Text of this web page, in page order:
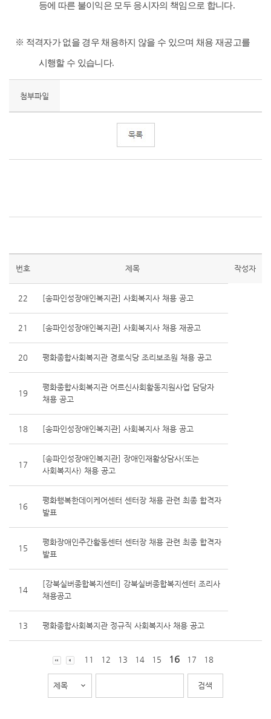
등에 따른 불이익은 모두 응시자의 책임으로 합니다.
※ 적격자가 없을 경우 채용하지 않을 수 있으며 채용 재공고를
시행할 수 있습니다.
첨부파일
번호 제목 작성자
22 [송파인성장애인복지관] 사회복지사 채용 공고
21 [송파인성장애인복지관] 사회복지사 채용 재공고
20 평화종합사회복지관 경로식당 조리보조원 채용 공고
19
평화종합사회복지관 어르신사회활동지원사업 담당자
채용 공고
18 [송파인성장애인복지관] 사회복지사 채용 공고
17
[송파인성장애인복지관] 장애인재활상담사(또는
사회복지사) 채용 공고
16
평화행복한데이케어센터 센터장 채용 관련 최종 합격자
발표
15
평화장애인주간활동센터 센터장 채용 관련 최종 합격자
발표
14
[강북실버종합복지센터] 강북실버종합복지센터 조리사
채용공고
13 평화종합사회복지관 정규직 사회복지사 채용 공고
11 12 13 14 15 16 17 18